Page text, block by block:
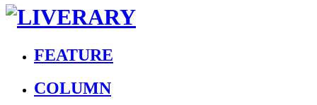
FEATURE
COLUMN